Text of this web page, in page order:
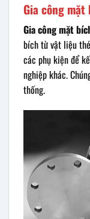
Gia công
Gia công mặt
bích từ vật liệu
các phụ kiện để
nghiệp khác.
thống.